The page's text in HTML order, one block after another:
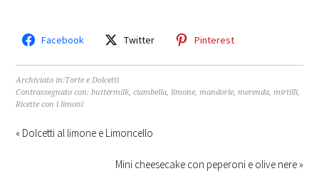
Facebook Twitter Pinterest
Archiviato in:Torte e Dolcetti
Contrassegnato con:buttermilk,ciambella, limone,mandorle,merenda,mirtilli,
Ricette con i limoni
« Dolcetti al limone e Limoncello
Mini cheesecake con peperoni e olive nere »